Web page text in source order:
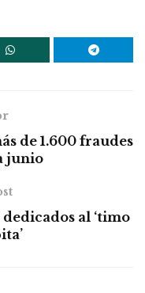
de 1.600 fraudes
junio
al ‘timo